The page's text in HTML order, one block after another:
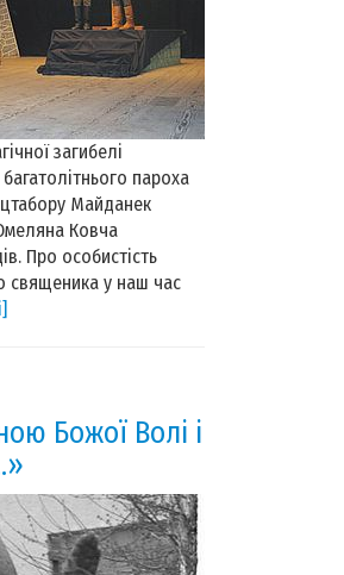
загибелі
пароха
Майданек
Ковча
Про особистість
священика у наш час
Божої Волі і